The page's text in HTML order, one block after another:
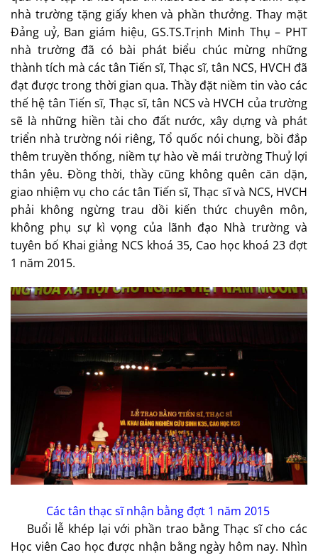
nhà trường tặng giấy khen và phần thưởng. Thay mặt
Đảng uỷ, Ban giám hiệu, GS.TS.Trịnh Minh Thụ – PHT
nhà trường đã có bài phát biểu chúc mừng những
thành tích mà các tân Tiến sĩ, Thạc sĩ, tân NCS, HVCH đã
đạt được trong thời gian qua. Thầy đặt niềm tin vào các
thế hệ tân Tiến sĩ, Thạc sĩ, tân NCS và HVCH của trường
sẽ là những hiền tài cho đất nước, xây dựng và phát
triển nhà trường nói riêng, Tổ quốc nói chung, bồi đắp
thêm truyền thống, niềm tự hào về mái trường Thuỷ lợi
thân yêu. Đồng thời, thầy cũng không quên căn dặn,
giao nhiệm vụ cho các tân Tiến sĩ, Thạc sĩ và NCS, HVCH
phải không ngừng trau dồi kiến thức chuyên môn,
không phụ sự kì vọng của lãnh đạo Nhà trường và
tuyên bố Khai giảng NCS khoá 35, Cao học khoá 23 đợt
1 năm 2015.
Các tân thạc sĩ nhận bằng đợt 1 năm 2015
Buổi lễ khép lại với phần trao bằng Thạc sĩ cho các
Học viên Cao học được nhận bằng ngày hôm nay. Nhìn